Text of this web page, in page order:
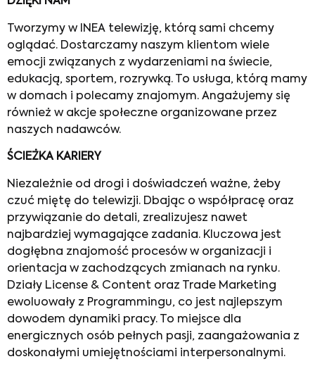
Tworzymy w INEA telewizję, którą sami chcemy
oglądać. Dostarczamy naszym klientom wiele
emocji związanych z wydarzeniami na świecie,
edukacją, sportem, rozrywką. To usługa, którą mamy
w domach i polecamy znajomym. Angażujemy się
również w akcje społeczne organizowane przez
naszych nadawców.
ŚCIEŻKA KARIERY
Niezależnie od drogi i doświadczeń ważne, żeby
czuć miętę do telewizji. Dbając o współpracę oraz
przywiązanie do detali, zrealizujesz nawet
najbardziej wymagające zadania. Kluczowa jest
dogłębna znajomość procesów w organizacji i
orientacja w zachodzących zmianach na rynku.
Działy License & Content oraz Trade Marketing
ewoluowały z Programmingu, co jest najlepszym
dowodem dynamiki pracy. To miejsce dla
energicznych osób pełnych pasji, zaangażowania z
doskonałymi umiejętnościami interpersonalnymi.